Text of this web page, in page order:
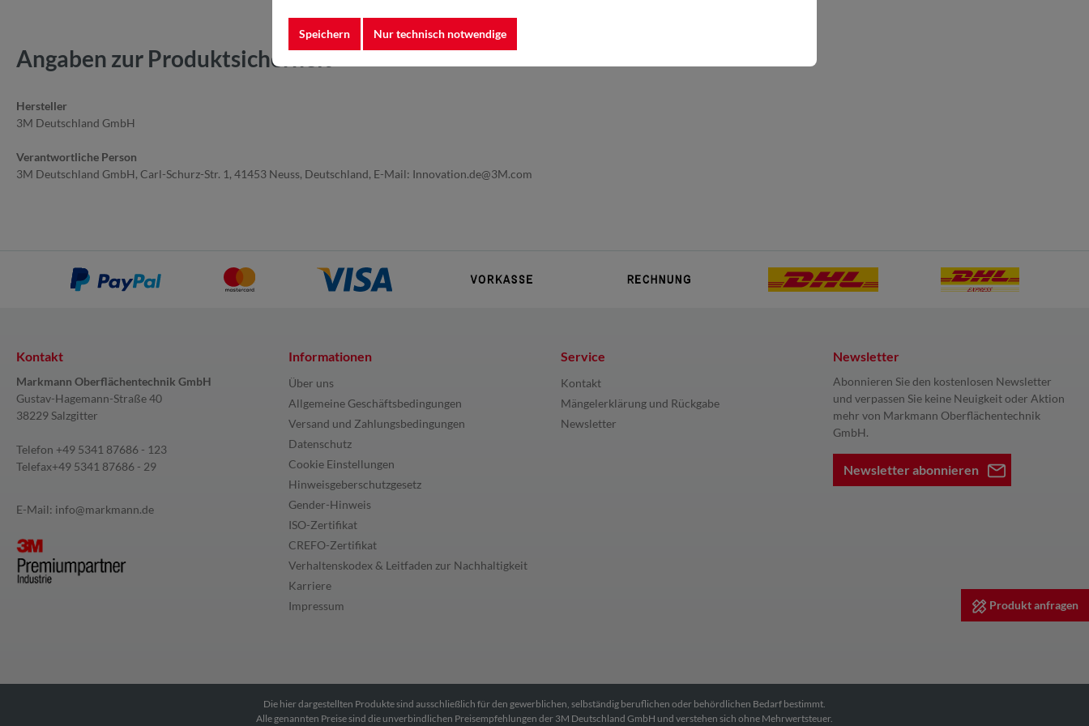
Angaben zur Produktsicherheit
Hersteller
3M Deutschland GmbH
Verantwortliche Person
3M Deutschland GmbH, Carl-Schurz-Str. 1, 41453 Neuss, Deutschland, E-Mail: Innovation.de@3M.com
Kontakt
Markmann Oberflächentechnik GmbH
Gustav-Hagemann-Straße 40
38229 Salzgitter
Telefon +49 5341 87686 - 123
Telefax+49 5341 87686 - 29
E-Mail: info@markmann.de
Informationen
Über uns
Allgemeine Geschäftsbedingungen
Versand und Zahlungsbedingungen
Datenschutz
Cookie Einstellungen
Hinweisgeberschutzgesetz
Gender-Hinweis
ISO-Zertifikat
CREFO-Zertifikat
Verhaltenskodex & Leitfaden zur Nachhaltigkeit
Karriere
Impressum
Service
Kontakt
Mängelerklärung und Rückgabe
Newsletter
Newsletter
Abonnieren Sie den kostenlosen Newsletter
und verpassen Sie keine Neuigkeit oder Aktion
mehr von Markmann Oberflächentechnik
GmbH.
Newsletter abonnieren
Die hier dargestellten Produkte sind ausschließlich für den gewerblichen, selbständig beruflichen oder behördlichen Bedarf bestimmt.
Alle genannten Preise sind die unverbindlichen Preisempfehlungen der 3M Deutschland GmbH und verstehen sich ohne Mehrwertsteuer.
Produkt anfragen
Speichern Nur technisch notwendige